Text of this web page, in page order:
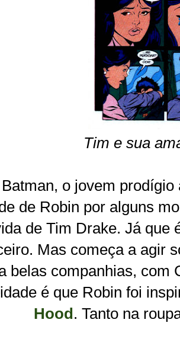
Tim e sua
o jovem
de Robin por alguns
de Tim Drake. Já que
Mas começa a agir
belas companhias, com
é que Robin foi
Hood. Tanto na